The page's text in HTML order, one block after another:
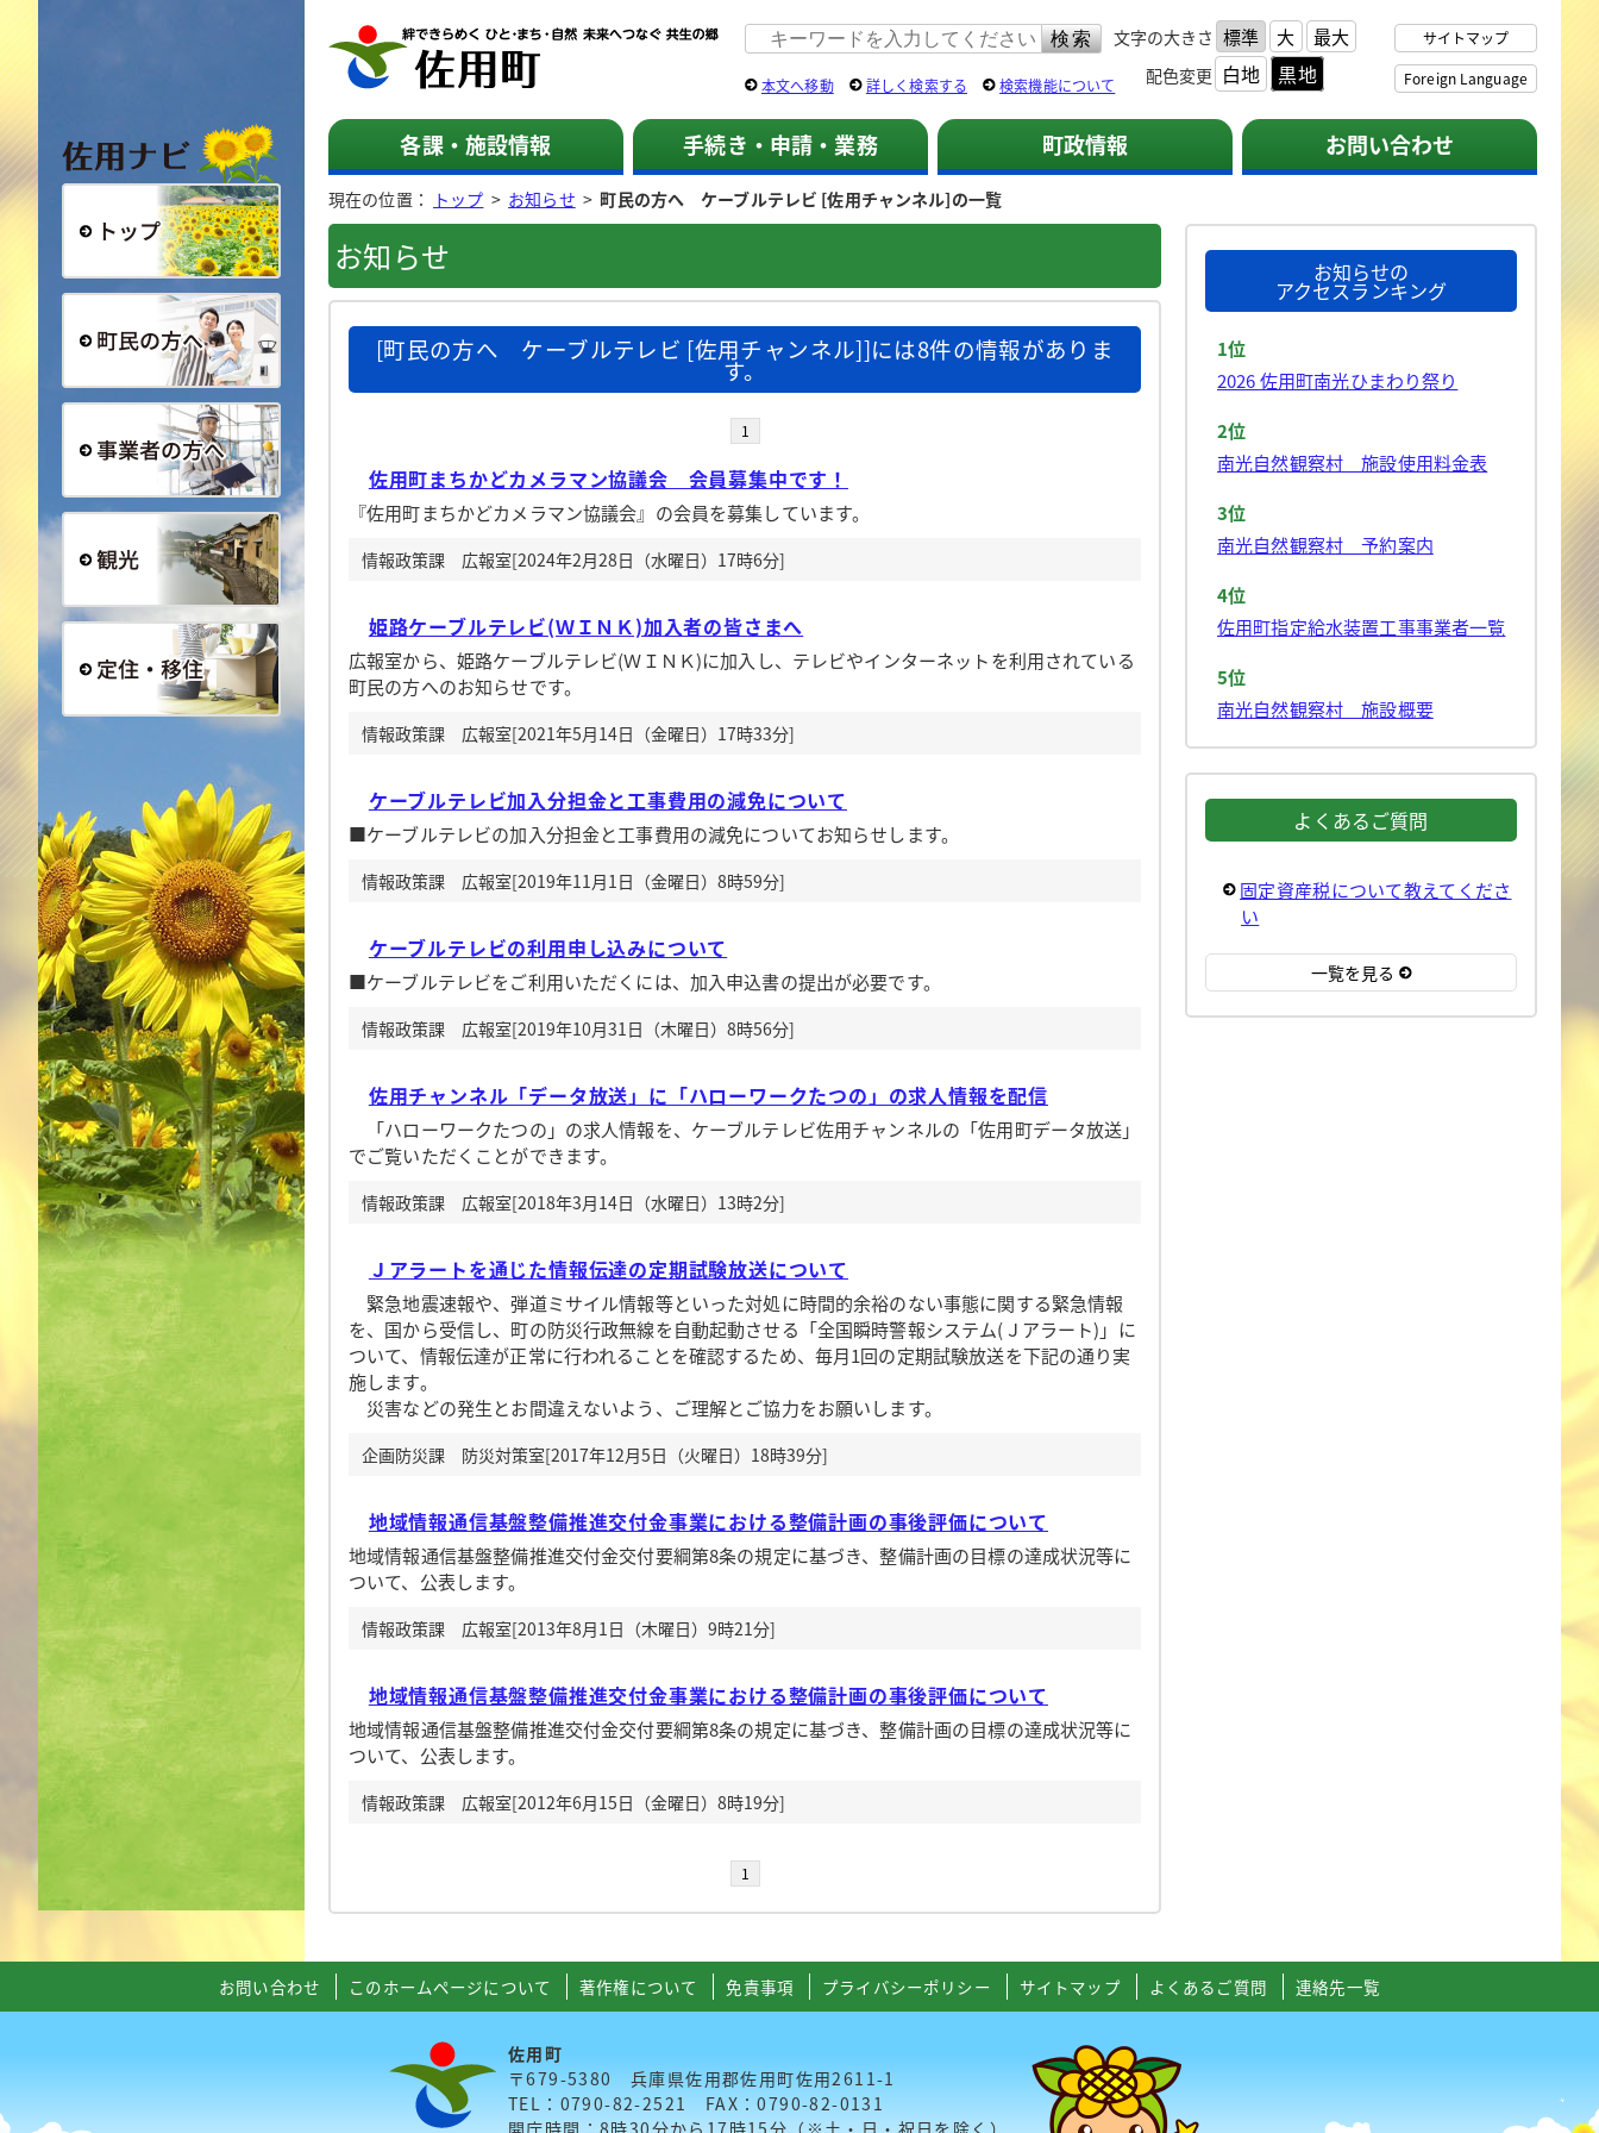
総合トップ
町民の方へ
事業者の方へ
定住・移住
佐用町 公式ホームページ 文字の大きさ 標準 大 最大
配色変更 白地 黒地
サイトマップ
Foreign Language
本文へ移動 詳しく検索する 検索機能について
各課・施設情報 手続き・申請・業務 町政情報 お問い合わせ
現在の位置： トップ > お知らせ > 町民の方へ ケーブルテレビ [佐用チャンネル]の一覧
お知らせ
[町民の方へ ケーブルテレビ [佐用チャンネル]]には8件の情報がありま
す。
1
佐用町まちかどカメラマン協議会 会員募集中です！
『佐用町まちかどカメラマン協議会』の会員を募集しています。
情報政策課 広報室[2024年2月28日（水曜日）17時6分]
姫路ケーブルテレビ(ＷＩＮＫ)加入者の皆さまへ
広報室から、姫路ケーブルテレビ(ＷＩＮＫ)に加入し、テレビやインターネットを利用されている
町民の方へのお知らせです。
情報政策課 広報室[2021年5月14日（金曜日）17時33分]
ケーブルテレビ加入分担金と工事費用の減免について
■ケーブルテレビの加入分担金と工事費用の減免についてお知らせします。
情報政策課 広報室[2019年11月1日（金曜日）8時59分]
ケーブルテレビの利用申し込みについて
■ケーブルテレビをご利用いただくには、加入申込書の提出が必要です。
情報政策課 広報室[2019年10月31日（木曜日）8時56分]
佐用チャンネル「データ放送」に「ハローワークたつの」の求人情報を配信
「ハローワークたつの」の求人情報を、ケーブルテレビ佐用チャンネルの「佐用町データ放送」
でご覧いただくことができます。
情報政策課 広報室[2018年3月14日（水曜日）13時2分]
Ｊアラートを通じた情報伝達の定期試験放送について
緊急地震速報や、弾道ミサイル情報等といった対処に時間的余裕のない事態に関する緊急情報
を、国から受信し、町の防災行政無線を自動起動させる「全国瞬時警報システム(Ｊアラート)」に
ついて、情報伝達が正常に行われることを確認するため、毎月1回の定期試験放送を下記の通り実
施します。
災害などの発生とお間違えないよう、ご理解とご協力をお願いします。
企画防災課 防災対策室[2017年12月5日（火曜日）18時39分]
地域情報通信基盤整備推進交付金事業における整備計画の事後評価について
地域情報通信基盤整備推進交付金交付要綱第8条の規定に基づき、整備計画の目標の達成状況等に
ついて、公表します。
情報政策課 広報室[2013年8月1日（木曜日）9時21分]
地域情報通信基盤整備推進交付金事業における整備計画の事後評価について
地域情報通信基盤整備推進交付金交付要綱第8条の規定に基づき、整備計画の目標の達成状況等に
ついて、公表します。
情報政策課 広報室[2012年6月15日（金曜日）8時19分]
1
お知らせの
アクセスランキング
1位
2026 佐用町南光ひまわり祭り
2位
南光自然観察村 施設使用料金表
3位
南光自然観察村 予約案内
4位
佐用町指定給水装置工事事業者一覧
5位
南光自然観察村 施設概要
よくあるご質問
固定資産税について教えてくださ
い
一覧を見る
お問い合わせ このホームページについて 著作権について 免責事項 プライバシーポリシー サイトマップ よくあるご質問 連絡先一覧
佐用町
〒679-5380 兵庫県佐用郡佐用町佐用2611-1
TEL：0790-82-2521 FAX：0790-82-0131
開庁時間：8時30分から17時15分（※土・日・祝日を除く）